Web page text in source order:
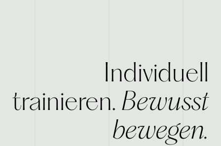
Individuell
trainieren. Bewusst
bewegen.